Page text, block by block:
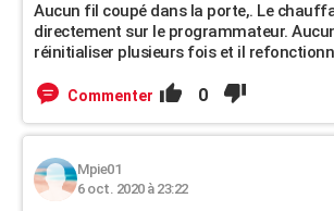
Aucun fil coupé dans la porte,. Le
directement sur le programmateur.
réinitialiser plusieurs fois et il
Commenter 0
Mpie01
6 oct. 2020 à 23:22